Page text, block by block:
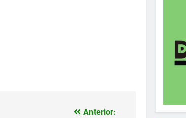
Anterior: